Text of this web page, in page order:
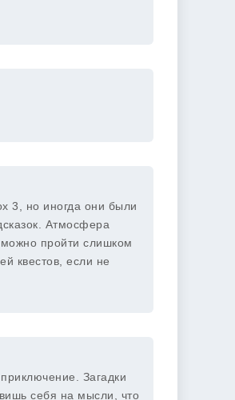
3, но иногда они были
Атмосфера
можно пройти слишком
квестов, если не
Загадки
себя на мысли, что